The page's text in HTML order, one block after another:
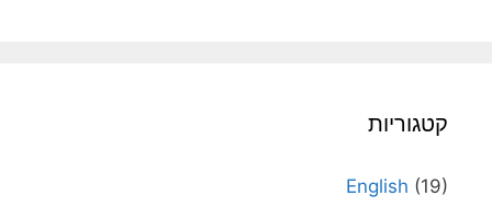
קטגוריות
English (19)